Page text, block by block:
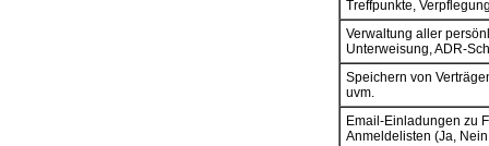
Treffpunkte,
Verwaltung aller
Unterweisung, ADR-
Speichern von
uvm.
Email-Einladungen zu
Anmeldelisten (Ja,